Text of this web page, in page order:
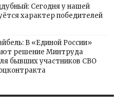
Сегодня у нашей
характер победителей
В «Единой России»
решение Минтруда
бывших участников СВО